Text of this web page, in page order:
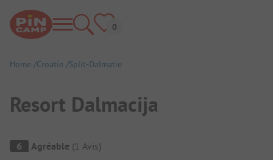
Home Croatie Split-Dalmatie
Resort Dalmacija
Aperçu du camping
6 Agréable (1 Avis)